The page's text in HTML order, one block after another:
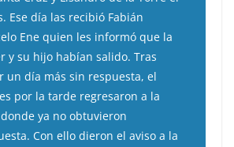
Ese día las recibió Fabián
Ene quien les informó que la
y su hijo habían salido. Tras
un día más sin respuesta, el
por la tarde regresaron a la
ya no obtuvieron
Con ello dieron el aviso a la